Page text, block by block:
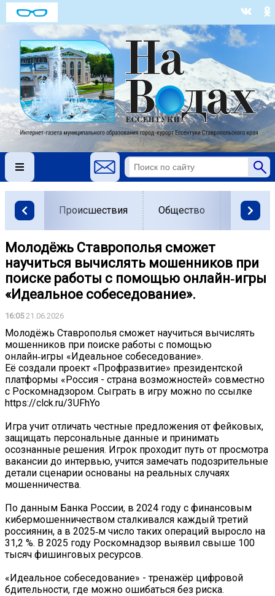
Происшествия Общество Власть
Молодёжь Ставрополья сможет
научиться вычислять мошенников при
поиске работы с помощью онлайн‑игры
«Идеальное собеседование».
16:0521.06.2026
Молодёжь Ставрополья сможет научиться вычислять
мошенников при поиске работы с помощью
онлайн‑игры «Идеальное собеседование».
Её создали проект «Профразвитие» президентской
платформы «Россия - страна возможностей» совместно
с Роскомнадзором. Сыграть в игру можно по ссылке
https://clck.ru/3UFhYo
Игра учит отличать честные предложения от фейковых,
защищать персональные данные и принимать
осознанные решения. Игрок проходит путь от просмотра
вакансии до интервью, учится замечать подозрительные
детали сценарии основаны на реальных случаях
мошенничества.
По данным Банка России, в 2024 году с финансовым
кибермошенничеством сталкивался каждый третий
россиянин, а в 2025‑м число таких операций выросло на
31,2 %. В 2025 году Роскомнадзор выявил свыше 100
тысяч фишинговых ресурсов.
«Идеальное собеседование» - тренажёр цифровой
бдительности, где можно ошибаться без риска.